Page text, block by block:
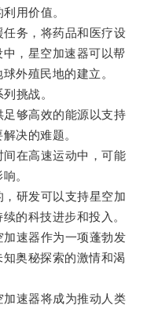
用价值。
务，将药品和医疗设
，星空加速器可以帮
外殖民地的建立。
挑战。
够高效的能源以支持
决的难题。
在高速运动中，可能
。
研发可以支持星空加
的科技进步和投入。
速器作为一项蓬勃发
奥秘探索的激情和渴
速器将成为推动人类